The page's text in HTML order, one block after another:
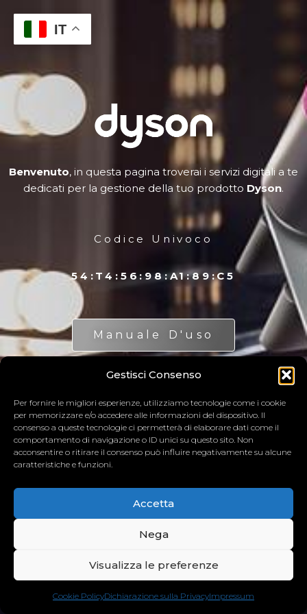
Gestisci Consenso
Per fornire le migliori esperienze, utilizziamo tecnologie come i cookie
per memorizzare e/o accedere alle informazioni del dispositivo. Il
consenso a queste tecnologie ci permetterà di elaborare dati come il
comportamento di navigazione o ID unici su questo sito. Non
acconsentire o ritirare il consenso può influire negativamente su alcune
caratteristiche e funzioni.
Accetta
Nega
Visualizza le preferenze
Cookie PolicyDichiarazione sulla PrivacyImpressum
Vai
contenuto
Benvenuto, in questa pagina troverai i servizi digitali a te
dedicati per la gestione della tuo prodotto Dyson.
Codice Univoco
54:T4:56:98:A1:89:C5
Manuale D'uso
Garanzia
Tutorial&Gallery
IT